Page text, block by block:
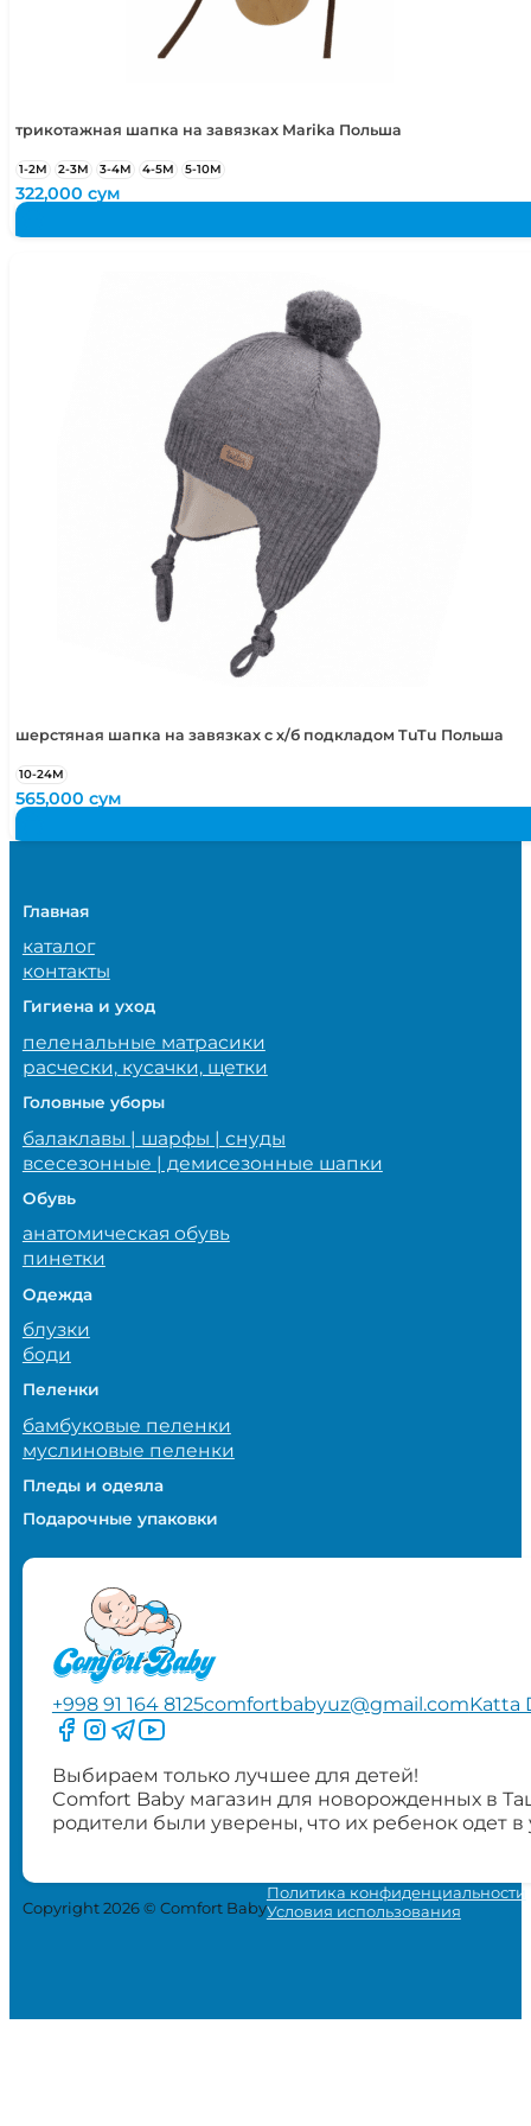
2-4 года
трикотажная шапка на завязках Marika Польша
1-2М 2-3М 3-4М 4-5М 5-10М
322,000сум
шерстяная шапка на завязках с х/б подкладом TuTu Польша
10-24М
565,000сум
Главная
каталог
контакты
Гигиена и уход
пеленальные матрасики
расчески, кусачки, щетки
Головные уборы
балаклавы | шарфы | снуды
всесезонные | демисезонные шапки
Обувь
анатомическая обувь
пинетки
Одежда
блузки
боди
Пеленки
бамбуковые пеленки
муслиновые пеленки
Пледы и одеяла
Подарочные упаковки
+998 91 164 8125comfortbabyuz@gmail.comKatta
Следите за нами на Facebook
Следите за нами в Instagram
Следите за нами в Telegram
Следите за нами в YouTube
Выбираем только лучшее для детей!
Comfort Baby магазин для новорожденных в
родители были уверены, что их ребенок одет
Copyright 2026 © Comfort Baby
Политика конфиденциальности
Условия использования